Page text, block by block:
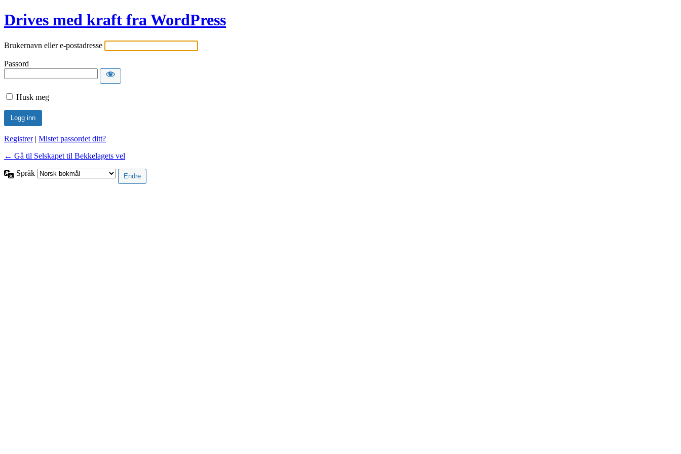
Drives med kraft fra WordPress
Brukernavn eller e-postadresse
Passord
Husk meg
Registrer| Mistet passordet ditt?
← Gå til Selskapet til Bekkelagets vel
Språk